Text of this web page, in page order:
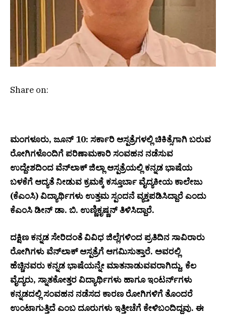
Share on:
ಮಂಗಳೂರು, ಜೂನ್ 10: ಸರ್ಕಾರಿ ಆಸ್ಪತ್ರೆಗಳಲ್ಲಿ ಚಿಕಿತ್ಸೆಗಾಗಿ ಬರುವ
ರೋಗಿಗಳೊಂದಿಗೆ ಪರಿಣಾಮಕಾರಿ ಸಂವಹನ ನಡೆಸುವ
ಉದ್ದೇಶದಿಂದ ವೆನ್‌ಲಾಕ್ ಜಿಲ್ಲಾ ಆಸ್ಪತ್ರೆಯಲ್ಲಿ ಕನ್ನಡ ಭಾಷೆಯ
ಬಳಕೆಗೆ ಆದ್ಯತೆ ನೀಡುವ ಕ್ರಮಕ್ಕೆ ಕಸ್ತೂರ್ಬಾ ವೈದ್ಯಕೀಯ ಕಾಲೇಜು
(ಕೆಎಂಸಿ) ವಿದ್ಯಾರ್ಥಿಗಳು ಉತ್ತಮ ಸ್ಪಂದನೆ ವ್ಯಕ್ತಪಡಿಸಿದ್ದಾರೆ ಎಂದು
ಕೆಎಂಸಿ ಡೀನ್ ಡಾ. ಬಿ. ಉಣ್ಣಿಕೃಷ್ಣನ್ ತಿಳಿಸಿದ್ದಾರೆ.
ದಕ್ಷಿಣ ಕನ್ನಡ ಸೇರಿದಂತೆ ವಿವಿಧ ಜಿಲ್ಲೆಗಳಿಂದ ಪ್ರತಿದಿನ ಸಾವಿರಾರು
ರೋಗಿಗಳು ವೆನ್‌ಲಾಕ್ ಆಸ್ಪತ್ರೆಗೆ ಆಗಮಿಸುತ್ತಾರೆ. ಅವರಲ್ಲಿ
ಹೆಚ್ಚಿನವರು ಕನ್ನಡ ಭಾಷೆಯನ್ನೇ ಮಾತನಾಡುವವರಾಗಿದ್ದು, ಕೆಲ
ವೈದ್ಯರು, ಸ್ನಾತಕೋತ್ತರ ವಿದ್ಯಾರ್ಥಿಗಳು ಹಾಗೂ ಇಂಟರ್ನ್‌ಗಳು
ಕನ್ನಡದಲ್ಲಿ ಸಂವಹನ ನಡೆಸದ ಕಾರಣ ರೋಗಿಗಳಿಗೆ ತೊಂದರೆ
ಉಂಟಾಗುತ್ತಿದೆ ಎಂಬ ದೂರುಗಳು ಇತ್ತೀಚೆಗೆ ಕೇಳಿಬಂದಿದ್ದವು. ಈ